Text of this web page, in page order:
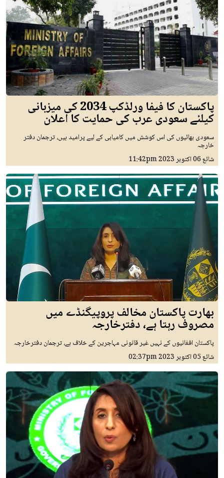
پاکستان کا فیفا ورلڈکپ 2034 کی میزبانی
کیلئے سعودی عرب کی حمایت کا اعلان
سعودی بھائیوں کی اس کوشش میں کامیابی کے لیے پرامید ہیں، ترجمان دفتر
خارجہ
شائع06 اکتوبر 2023 11:42pm
بھارت پاکستان مخالف پروپیگنڈے میں
مصروف رہتا ہے، دفترخارجہ
پاکستان افغانیوں کے نہیں غیر قانونی مہاجرین کے خلاف ہے، ترجمان دفترخارجہ
شائع05 اکتوبر 2023 02:37pm